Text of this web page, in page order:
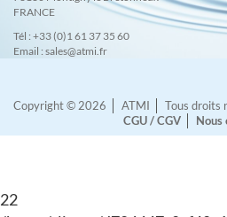
FRANCE
Tél : +33 (0)1 61 37 35 60
Email : sales@atmi.fr
Copyright © 2026 ATMI Tous droits
CGU / CGV
Nous
22